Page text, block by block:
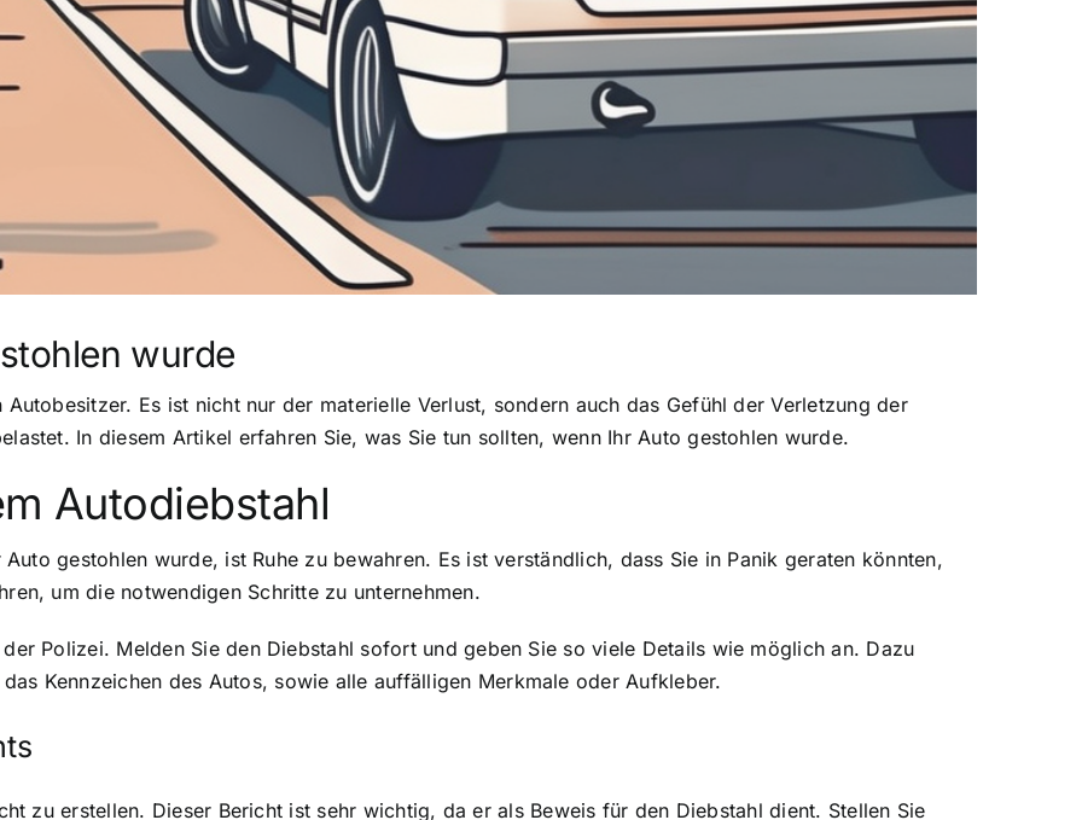
wurde
Es ist nicht nur der materielle Verlust, sondern auch das Gefühl der Verletzung der
In diesem Artikel erfahren Sie, was Sie tun sollten, wenn Ihr Auto gestohlen wurde.
Autodiebstahl
gestohlen wurde, ist Ruhe zu bewahren. Es ist verständlich, dass Sie in Panik geraten könnten,
um die notwendigen Schritte zu unternehmen.
Polizei. Melden Sie den Diebstahl sofort und geben Sie so viele Details wie möglich an. Dazu
Kennzeichen des Autos, sowie alle auffälligen Merkmale oder Aufkleber.
zu erstellen. Dieser Bericht ist sehr wichtig, da er als Beweis für den Diebstahl dient. Stellen Sie